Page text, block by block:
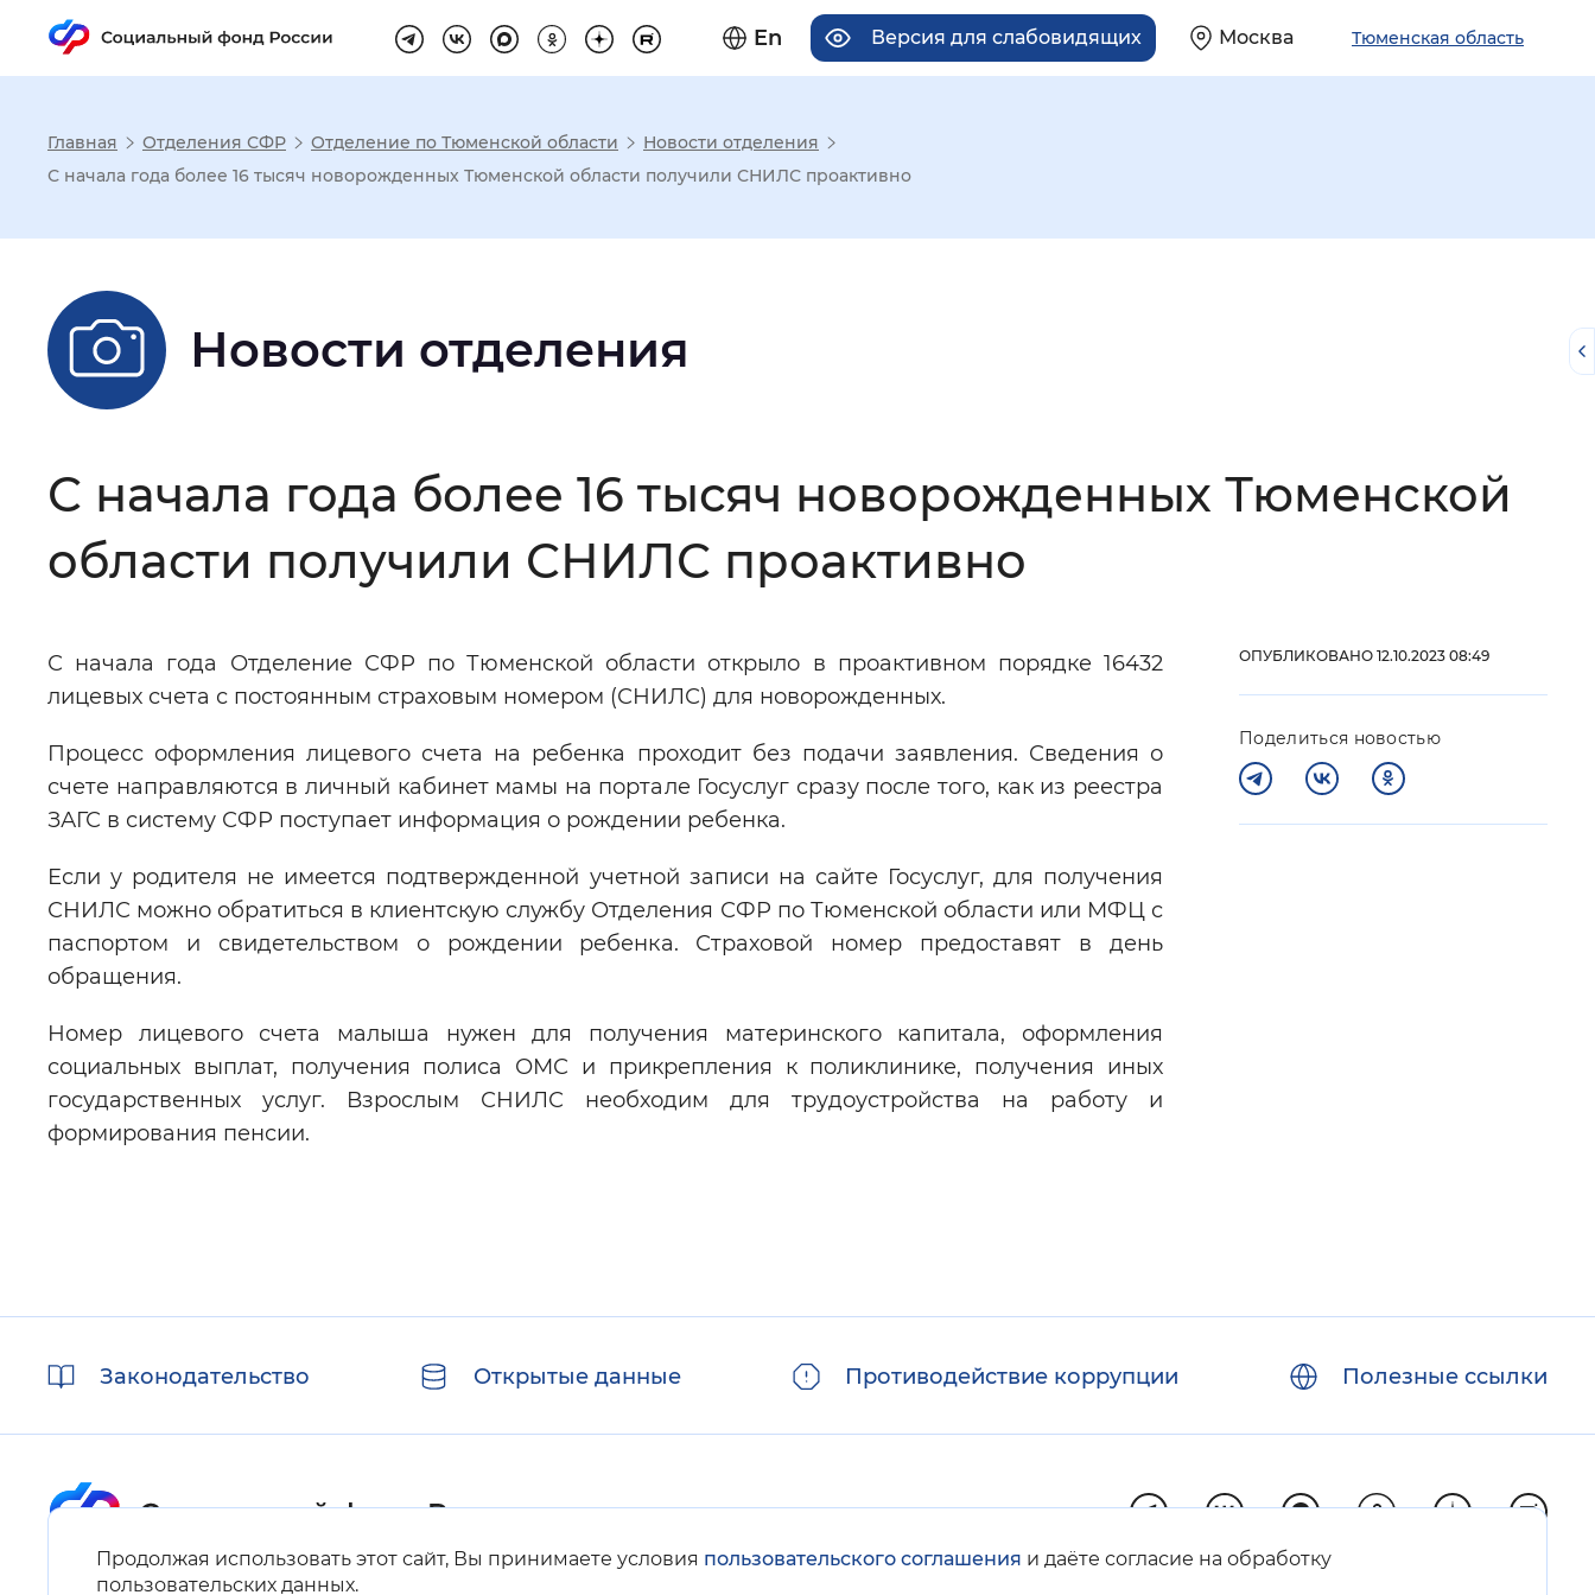
En Версия для слабовидящих Москва Тюменская область
Настройка режима отображения
Шрифт: Без засечек С засечками
Цвет сайта: Монохромный Инверсивный монохромный Синий фон
Изображения: Включены Выключены
Звуковой ассистент: Воспроизвести Остановить Повторить
Вернуть стандартные настройки
Главная Отделения СФР Отделение по Тюменской области
Новости отделения
С начала года более 16 тысяч новорожденных Тюменской области получили СНИЛС проактивно
Новости отделения
С начала года более 16 тысяч новорожденных Тюменской
области получили СНИЛС проактивно
С начала года Отделение СФР по Тюменской области открыло в проактивном порядке 16432
лицевых счета с постоянным страховым номером (СНИЛС) для новорожденных.
Процесс оформления лицевого счета на ребенка проходит без подачи заявления. Сведения о
счете направляются в личный кабинет мамы на портале Госуслуг сразу после того, как из реестра
ЗАГС в систему СФР поступает информация о рождении ребенка.
Если у родителя не имеется подтвержденной учетной записи на сайте Госуслуг, для получения
СНИЛС можно обратиться в клиентскую службу Отделения СФР по Тюменской области или МФЦ с
паспортом и свидетельством о рождении ребенка. Страховой номер предоставят в день
обращения.
Номер лицевого счета малыша нужен для получения материнского капитала, оформления
социальных выплат, получения полиса ОМС и прикрепления к поликлинике, получения иных
государственных услуг. Взрослым СНИЛС необходим для трудоустройства на работу и
формирования пенсии.
ОПУБЛИКОВАНО 12.10.2023 08:49
Поделиться новостью
Продолжая использовать этот сайт, Вы принимаете условия пользовательского соглашения и даёте согласие на обработку
пользовательских данных.
ссылкиЗаконодательство Открытые данные Противодействие коррупции Полезные ссылки
Карта сайта